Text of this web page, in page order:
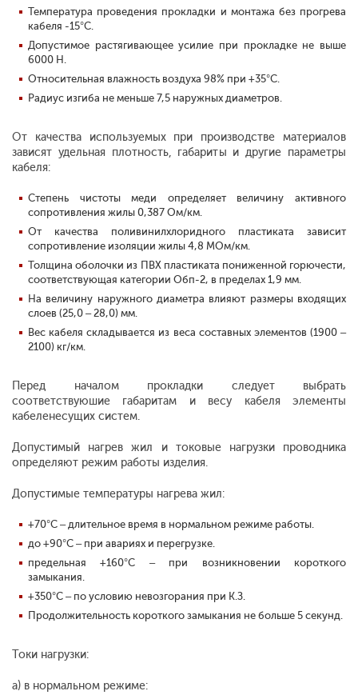
Температура проведения прокладки и монтажа без прогрева
кабеля -15°С.
Допустимое растягивающее усилие при прокладке не выше
6000 Н.
Относительная влажность воздуха 98% при +35°С.
Радиус изгиба не меньше 7,5 наружных диаметров.
От качества используемых при производстве материалов
зависят удельная плотность, габариты и другие параметры
кабеля:
Степень чистоты меди определяет величину активного
сопротивления жилы 0,387 Ом/км.
От качества поливинилхлоридного пластиката зависит
сопротивление изоляции жилы 4,8 МОм/км.
Толщина оболочки из ПВХ пластиката пониженной горючести,
соответствующая категории Обп-2, в пределах 1,9 мм.
На величину наружного диаметра влияют размеры входящих
слоев (25,0 – 28,0) мм.
Вес кабеля складывается из веса составных элементов (1900 –
2100) кг/км.
Перед началом прокладки следует выбрать
соответствуюшие габаритам и весу кабеля элементы
кабеленесущих систем.
Допустимый нагрев жил и токовые нагрузки проводника
определяют режим работы изделия.
Допустимые температуры нагрева жил:
+70°С – длительное время в нормальном режиме работы.
до +90°С – при авариях и перегрузке.
предельная +160°С – при возникновении короткого
замыкания.
+350°С – по условию невозгорания при К.З.
Продолжительность короткого замыкания не больше 5 секунд.
Токи нагрузки:
а) в нормальном режиме: